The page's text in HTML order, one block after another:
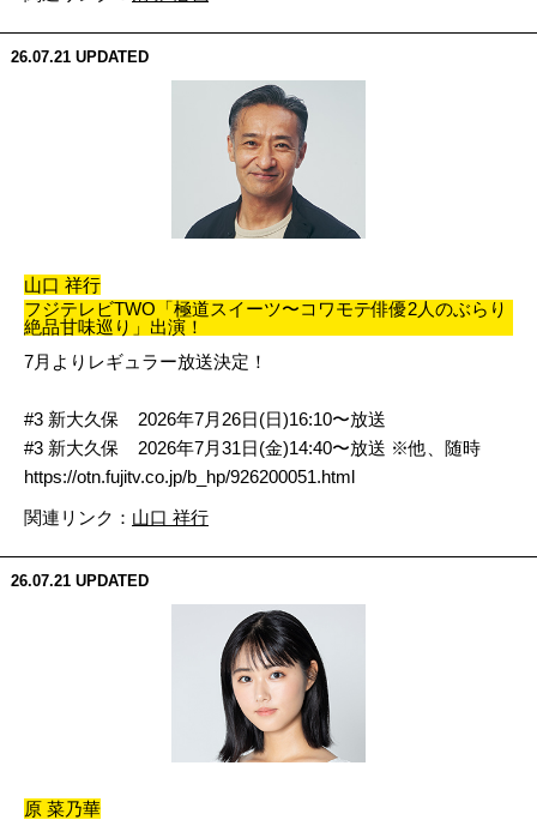
26.07.21 UPDATED
山口 祥行
フジテレビTWO「極道スイーツ〜コワモテ俳優2人のぶらり
絶品甘味巡り」出演！
7月よりレギュラー放送決定！
#3 新大久保 2026年7月26日(日)16:10〜放送
#3 新大久保 2026年7月31日(金)14:40〜放送 ※他、随時
https://otn.fujitv.co.jp/b_hp/926200051.html
関連リンク： 山口 祥行
26.07.21 UPDATED
原 菜乃華